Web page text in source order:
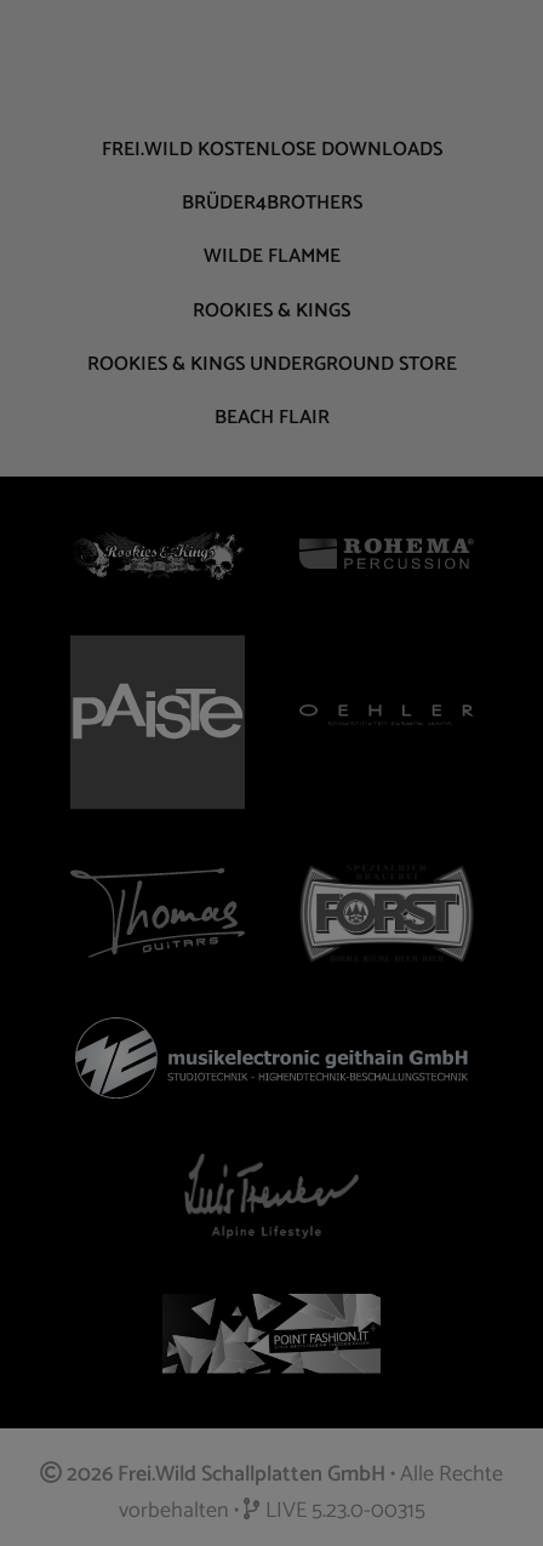
FREI.WILD KOSTENLOSE DOWNLOADS
BRÜDER4BROTHERS
WILDE FLAMME
ROOKIES & KINGS
ROOKIES & KINGS UNDERGROUND STORE
BEACH FLAIR
2026 Frei.Wild Schallplatten GmbH • Alle Rechte
vorbehalten •
LIVE 5.23.0-00315